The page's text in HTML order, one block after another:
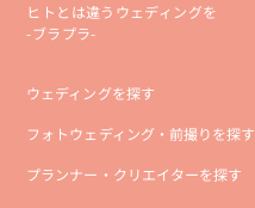
ヒトとは違うウェディングを
-ブラプラ-
ウェディングを探す
フォトウェディング・前撮りを探す
プランナー・クリエイターを探す